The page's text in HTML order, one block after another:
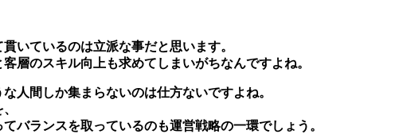
いているのは立派な事だと思います。
層のスキル向上も求めてしまいがちなんですよね。
人間しか集まらないのは仕方ないですよね。
バランスを取っているのも運営戦略の一環でしょう。